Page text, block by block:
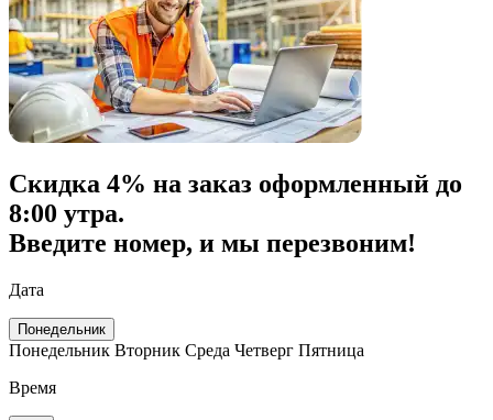
Скидка 4% на заказ оформленный до
8:00 утра.
Введите номер, и мы перезвоним!
Дата
Понедельник
Понедельник Вторник Среда Четверг Пятница
Время